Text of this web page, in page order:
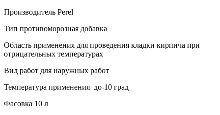
Производитель Perel
Тип противоморозная добавка
Область применения для проведения кладки кирпича при
отрицательных температурах
Вид работ для наружных работ
Температура применения до-10 град
Фасовка 10 л